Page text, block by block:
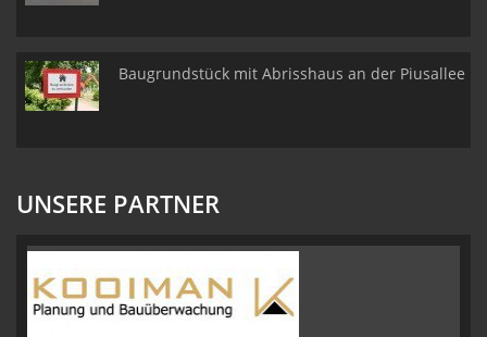
Baugrundstück mit Abrisshaus an der Piusallee
UNSERE PARTNER